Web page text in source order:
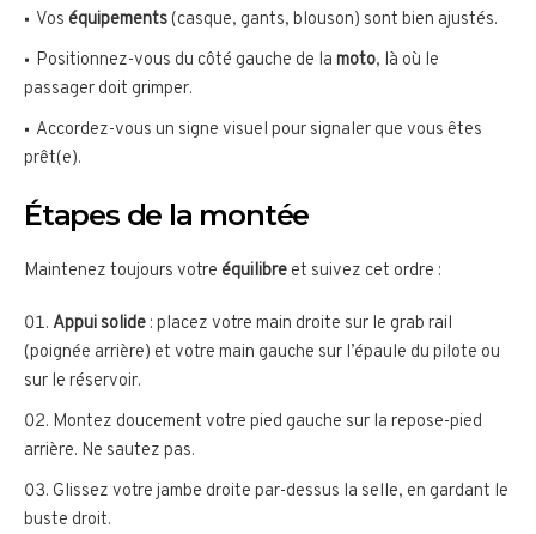
Vos équipements(casque, gants, blouson) sont bien ajustés.
Positionnez-vous du côté gauche de la moto, là où le
passager doit grimper.
Accordez-vous un signe visuel pour signaler que vous êtes
prêt(e).
Étapes de la montée
Maintenez toujours votre équilibre et suivez cet ordre :
Appui solide : placez votre main droite sur le grab rail
(poignée arrière) et votre main gauche sur l’épaule du pilote ou
sur le réservoir.
Montez doucement votre pied gauche sur la repose-pied
arrière. Ne sautez pas.
Glissez votre jambe droite par-dessus la selle, en gardant le
buste droit.